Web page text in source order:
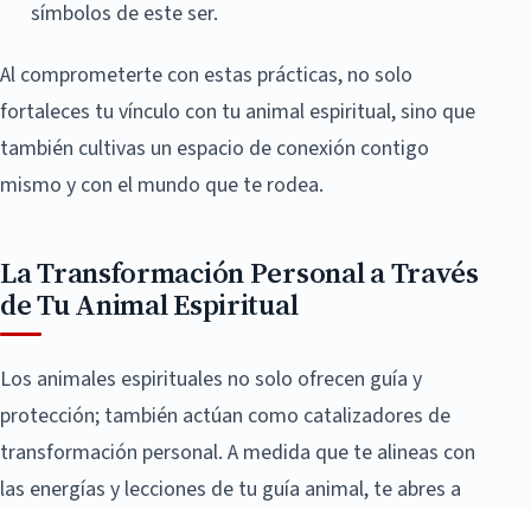
símbolos de este ser.
Al comprometerte con estas prácticas, no solo
fortaleces tu vínculo con tu animal espiritual, sino que
también cultivas un espacio de conexión contigo
mismo y con el mundo que te rodea.
La Transformación Personal a Través
de Tu Animal Espiritual
Los animales espirituales no solo ofrecen guía y
protección; también actúan como catalizadores de
transformación personal. A medida que te alineas con
las energías y lecciones de tu guía animal, te abres a